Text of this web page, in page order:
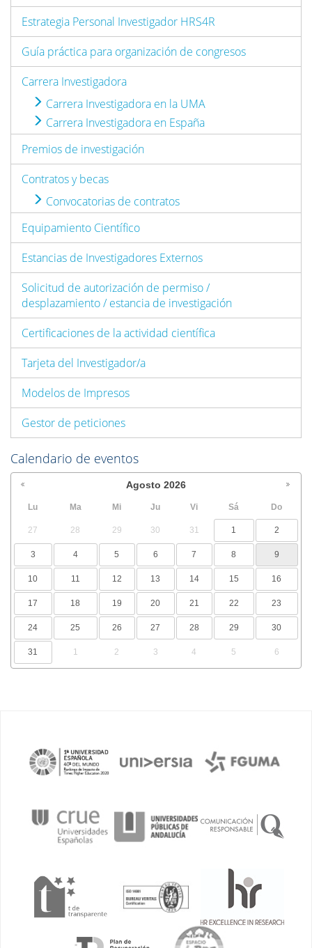
Estrategia Personal Investigador HRS4R
Guía práctica para organización de congresos
Carrera Investigadora
Carrera Investigadora en la UMA
Carrera Investigadora en España
Premios de investigación
Contratos y becas
Convocatorias de contratos
Equipamiento Científico
Estancias de Investigadores Externos
Solicitud de autorización de permiso /
desplazamiento / estancia de investigación
Certificaciones de la actividad científica
Tarjeta del Investigador/a
Modelos de Impresos
Gestor de peticiones
Calendario de eventos
Agosto 2026
Lu Ma Mi Ju Vi Sá Do
27 28 29 30 31 1 2
3 4 5 6 7 8 9
10 11 12 13 14 15 16
17 18 19 20 21 22 23
24 25 26 27 28 29 30
31 1 2 3 4 5 6